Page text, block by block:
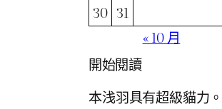
30 31
« 10 月
開始閱讀
本浅羽具有超級貓力。